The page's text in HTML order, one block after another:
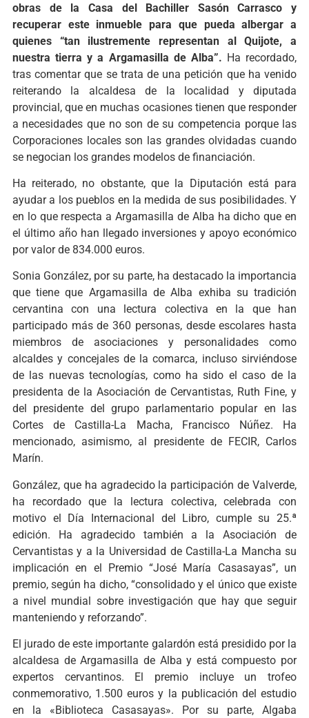
obras de la Casa del Bachiller Sasón Carrasco y
recuperar este inmueble para que pueda albergar a
quienes “tan ilustremente representan al Quijote, a
nuestra tierra y a Argamasilla de Alba”. Ha recordado,
tras comentar que se trata de una petición que ha venido
reiterando la alcaldesa de la localidad y diputada
provincial, que en muchas ocasiones tienen que responder
a necesidades que no son de su competencia porque las
Corporaciones locales son las grandes olvidadas cuando
se negocian los grandes modelos de financiación.
Ha reiterado, no obstante, que la Diputación está para
ayudar a los pueblos en la medida de sus posibilidades. Y
en lo que respecta a Argamasilla de Alba ha dicho que en
el último año han llegado inversiones y apoyo económico
por valor de 834.000 euros.
Sonia González, por su parte, ha destacado la importancia
que tiene que Argamasilla de Alba exhiba su tradición
cervantina con una lectura colectiva en la que han
participado más de 360 personas, desde escolares hasta
miembros de asociaciones y personalidades como
alcaldes y concejales de la comarca, incluso sirviéndose
de las nuevas tecnologías, como ha sido el caso de la
presidenta de la Asociación de Cervantistas, Ruth Fine, y
del presidente del grupo parlamentario popular en las
Cortes de Castilla-La Macha, Francisco Núñez. Ha
mencionado, asimismo, al presidente de FECIR, Carlos
Marín.
González, que ha agradecido la participación de Valverde,
ha recordado que la lectura colectiva, celebrada con
motivo el Día Internacional del Libro, cumple su 25.ª
edición. Ha agradecido también a la Asociación de
Cervantistas y a la Universidad de Castilla-La Mancha su
implicación en el Premio “José María Casasayas”, un
premio, según ha dicho, “consolidado y el único que existe
a nivel mundial sobre investigación que hay que seguir
manteniendo y reforzando”.
El jurado de este importante galardón está presidido por la
alcaldesa de Argamasilla de Alba y está compuesto por
expertos cervantinos. El premio incluye un trofeo
conmemorativo, 1.500 euros y la publicación del estudio
en la «Biblioteca Casasayas». Por su parte, Algaba